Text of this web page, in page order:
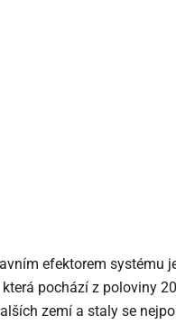
efektorem systému
pochází z poloviny
zemí a staly se